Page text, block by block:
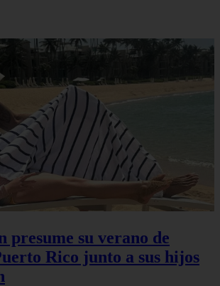
su verano de
Rico junto a sus hijos